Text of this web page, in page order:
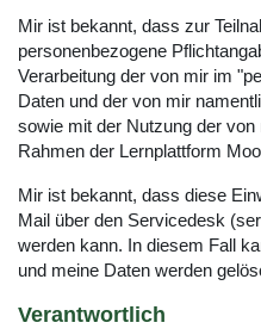
Mir ist bekannt, dass zur
personenbezogene
Verarbeitung der von mir im
Daten und der von mir
sowie mit der Nutzung der
Rahmen der Lernplattform
Mir ist bekannt, dass diese
Mail über den Servicedesk
werden kann. In diesem Fall
und meine Daten werden
Verantwortlich